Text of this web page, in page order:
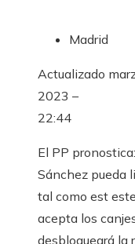
Madrid
Actualizado
2023 –
22:44
El PP
Sánchez pueda
tal como est
acepta los
desbloqueará la